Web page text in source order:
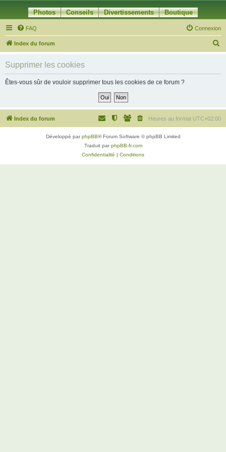
Photos Conseils Divertissements Boutique
FAQ Connexion
Index du forum
h
Supprimer les cookies
Êtes-vous sûr de vouloir supprimer tous les cookies de ce forum ?
Index du forum Heures au format UTC+02:00
Développé parphpBB® Forum Software © phpBB Limited
Traduit parphpBB-fr.com
Confidentialité | Conditions